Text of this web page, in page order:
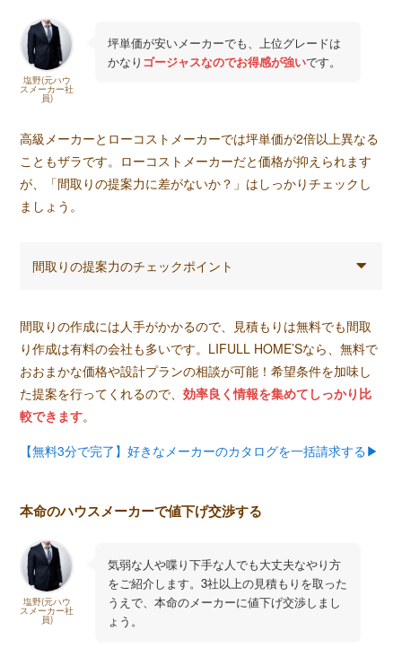
塩野(元ハウ
スメーカー社
員)
坪単価が安いメーカーでも、上位グレードは
かなり ゴージャスなのでお得感が強いです。
高級メーカーとローコストメーカーでは坪単価が2倍以上異なる
こともザラです。ローコストメーカーだと価格が抑えられます
が、「間取りの提案力に差がないか？」はしっかりチェックし
ましょう。
間取りの提案力のチェックポイント
間取りの作成には人手がかかるので、見積もりは無料でも間取
り作成は有料の会社も多いです。LIFULL HOME’Sなら、無料で
おおまかな価格や設計プランの相談が可能！希望条件を加味し
た提案を行ってくれるので、効率良く情報を集めてしっかり比
較できます。
【無料3分で完了】好きなメーカーのカタログを一括請求する▶︎
本命のハウスメーカーで値下げ交渉する
塩野(元ハウ
スメーカー社
員)
気弱な人や喋り下手な人でも大丈夫なやり方
をご紹介します。3社以上の見積もりを取った
うえで、本命のメーカーに値下げ交渉しまし
ょう。